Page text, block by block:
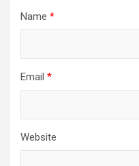
Name *
Email *
Website